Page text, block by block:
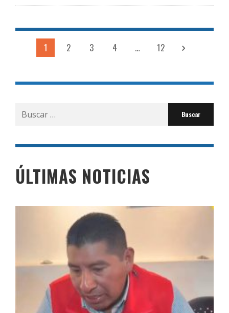
1 2 3 4 … 12
Buscar
por:
ÚLTIMAS NOTICIAS